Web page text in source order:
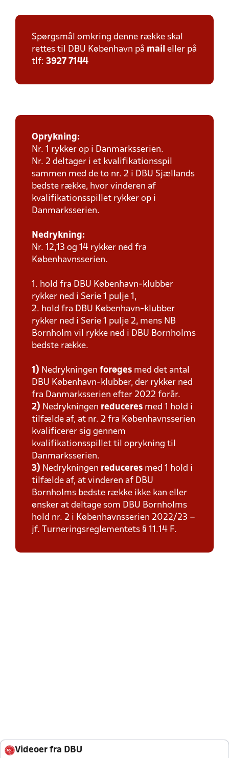
Spørgsmål omkring denne række skal
rettes til DBU København på mail eller på
tlf: 3927 7144
Oprykning:
Nr. 1 rykker op i Danmarksserien.
Nr. 2 deltager i et kvalifikationsspil
sammen med de to nr. 2 i DBU Sjællands
bedste række, hvor vinderen af
kvalifikationsspillet rykker op i
Danmarksserien.
Nedrykning:
Nr. 12,13 og 14 rykker ned fra
Københavnsserien.
1. hold fra DBU København-klubber
rykker ned i Serie 1 pulje 1,
2. hold fra DBU København-klubber
rykker ned i Serie 1 pulje 2, mens NB
Bornholm vil rykke ned i DBU Bornholms
bedste række.
1) Nedrykningen forøges med det antal
DBU København-klubber, der rykker ned
fra Danmarksserien efter 2022 forår.
2) Nedrykningen reduceres med 1 hold i
tilfælde af, at nr. 2 fra Københavnsserien
kvalificerer sig gennem
kvalifikationsspillet til oprykning til
Danmarksserien.
3) Nedrykningen reduceres med 1 hold i
tilfælde af, at vinderen af DBU
Bornholms bedste række ikke kan eller
ønsker at deltage som DBU Bornholms
hold nr. 2 i Københavnsserien 2022/23 –
jf. Turneringsreglementets § 11.14 F.
Videoer fra DBU